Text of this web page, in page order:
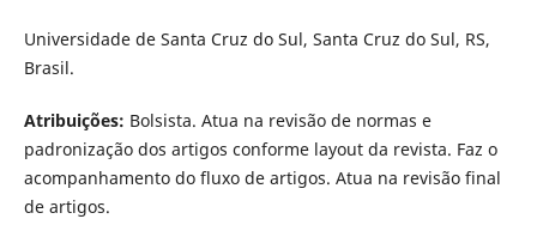
Universidade de Santa Cruz do Sul, Santa Cruz do Sul, RS,
Brasil.
Atribuições: Bolsista. Atua na revisão de normas e
padronização dos artigos conforme layout da revista. Faz o
acompanhamento do fluxo de artigos. Atua na revisão final
de artigos.